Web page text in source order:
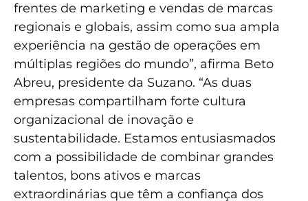
frentes de marketing e vendas de marcas
regionais e globais, assim como sua ampla
experiência na gestão de operações em
múltiplas regiões do mundo”, afirma Beto
Abreu, presidente da Suzano. “As duas
empresas compartilham forte cultura
organizacional de inovação e
sustentabilidade. Estamos entusiasmados
com a possibilidade de combinar grandes
talentos, bons ativos e marcas
extraordinárias que têm a confiança dos